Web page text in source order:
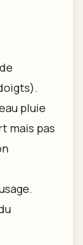
pluie
mais pas